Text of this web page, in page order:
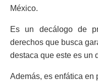
México.
Es un decálogo de
derechos que busca
destaca que este es un
Además, es enfática en